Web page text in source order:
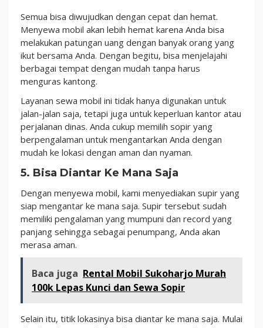
Semua bisa diwujudkan dengan cepat dan hemat.
Menyewa mobil akan lebih hemat karena Anda bisa
melakukan patungan uang dengan banyak orang yang
ikut bersama Anda. Dengan begitu, bisa menjelajahi
berbagai tempat dengan mudah tanpa harus
menguras kantong.
Layanan sewa mobil ini tidak hanya digunakan untuk
jalan-jalan saja, tetapi juga untuk keperluan kantor atau
perjalanan dinas. Anda cukup memilih sopir yang
berpengalaman untuk mengantarkan Anda dengan
mudah ke lokasi dengan aman dan nyaman.
5. Bisa Diantar Ke Mana Saja
Dengan menyewa mobil, kami menyediakan supir yang
siap mengantar ke mana saja. Supir tersebut sudah
memiliki pengalaman yang mumpuni dan record yang
panjang sehingga sebagai penumpang, Anda akan
merasa aman.
Baca juga Rental Mobil Sukoharjo Murah
100k Lepas Kunci dan Sewa Sopir
Selain itu, titik lokasinya bisa diantar ke mana saja. Mulai